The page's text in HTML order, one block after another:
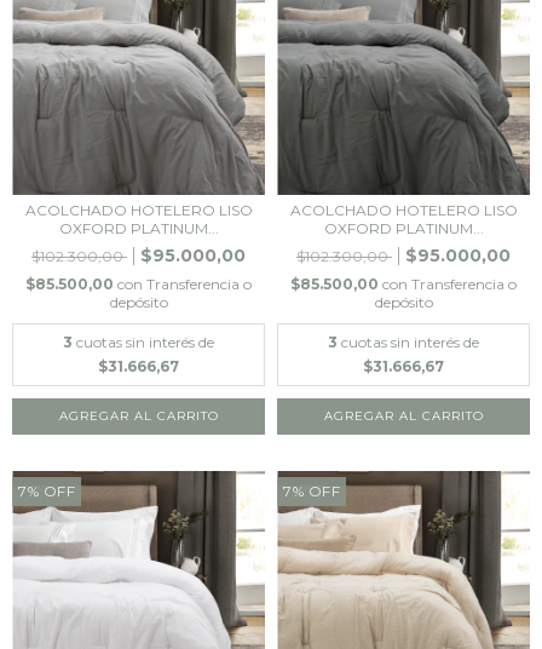
ACOLCHADO HOTELERO LISO
OXFORD PLATINUM...
$102.300,00
$95.000,00
$85.500,00 con Transferencia o
depósito
3 cuotas sin interés de
$31.666,67
ACOLCHADO HOTELERO LISO
OXFORD PLATINUM...
$102.300,00
$95.000,00
$85.500,00 con Transferencia o
depósito
3 cuotas sin interés de
$31.666,67
7% OFF 7% OFF